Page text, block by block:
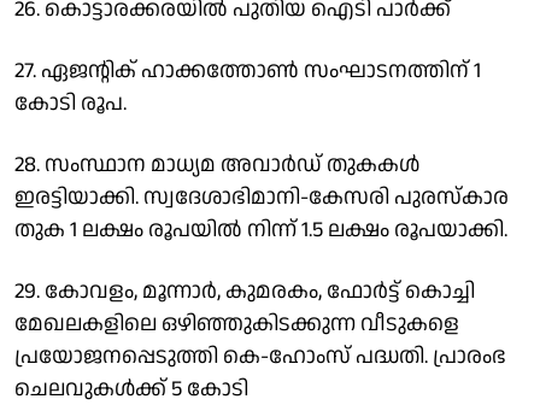
26. കൊട്ടാരക്കരയില്‍ പുതിയ ഐടി പാര്‍ക്ക്
27. ഏജന്റിക് ഹാക്കത്തോണ്‍ സംഘാടനത്തിന് 1
കോടി രൂപ.
28. സംസ്ഥാന മാധ്യമ അവാര്‍ഡ് തുകകള്‍
ഇരട്ടിയാക്കി. സ്വദേശാഭിമാനി-കേസരി പുരസ്‌കാര
തുക 1 ലക്ഷം രൂപയില്‍ നിന്ന് 1.5 ലക്ഷം രൂപയാക്കി.
29. കോവളം, മൂന്നാര്‍, കുമരകം, ഫോര്‍ട്ട് കൊച്ചി
മേഖലകളിലെ ഒഴിഞ്ഞുകിടക്കുന്ന വീടുകളെ
പ്രയോജനപ്പെടുത്തി കെ-ഹോംസ് പദ്ധതി. പ്രാരംഭ
ചെലവുകള്‍ക്ക് 5 കോടി